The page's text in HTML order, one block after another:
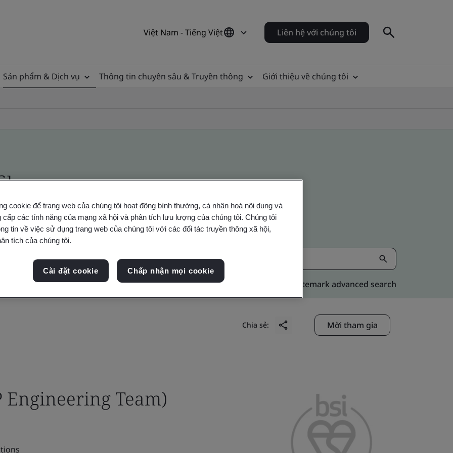
Việt Nam - Tiếng Việt Liên hệ với chúng tôi
Sản phẩm & Dịch vụ Thông tin chuyên sâu & Truyền thông Giới thiệu về chúng tôi
- Validation and Verification
Kitemark advanced search
Chia sẻ: Mời tham gia
Engineering Team)
cookie để trang web của chúng tôi hoạt động bình thường, cá nhân hoá nội dung và
cấp các tính năng của mạng xã hội và phân tích lưu lượng của chúng tôi. Chúng tôi
tin về việc sử dụng trang web của chúng tôi với các đối tác truyền thông xã hội,
tích của chúng tôi.
Cài đặt cookie Chấp nhận mọi cookie